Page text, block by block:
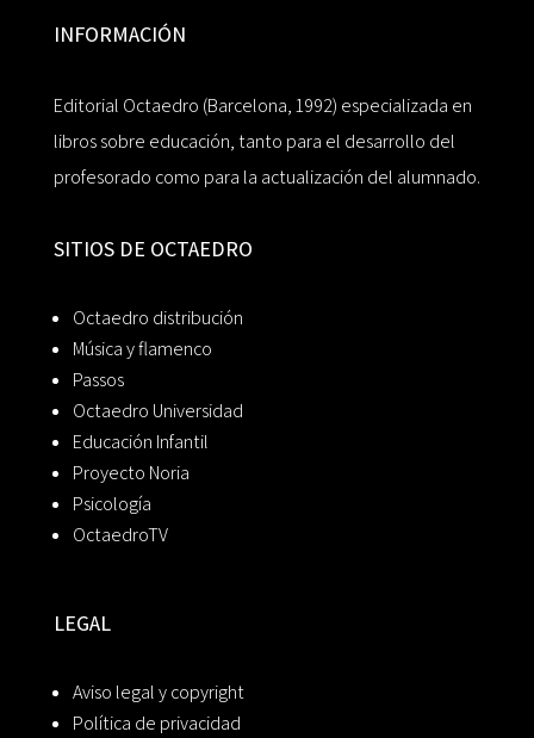
INFORMACIÓN
Editorial Octaedro (Barcelona, 1992) especializada en
libros sobre educación, tanto para el desarrollo del
profesorado como para la actualización del alumnado.
SITIOS DE OCTAEDRO
Octaedro distribución
Música y flamenco
Passos
Octaedro Universidad
Educación Infantil
Proyecto Noria
Psicología
OctaedroTV
LEGAL
Aviso legal y copyright
Política de privacidad